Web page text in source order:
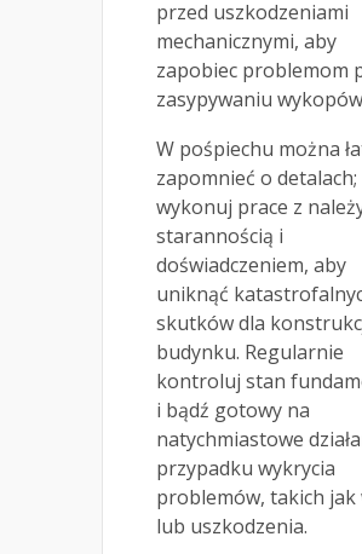
przed uszkodzeniami
mechanicznymi, aby
zapobiec problemom
zasypywaniu
W pośpiechu można
zapomnieć o detalach;
wykonuj prace z
starannością i
doświadczeniem, aby
uniknąć
skutków dla
budynku. Regularnie
kontroluj stan
i bądź gotowy na
natychmiastowe
przypadku wykrycia
problemów, takich jak
lub uszkodzenia.